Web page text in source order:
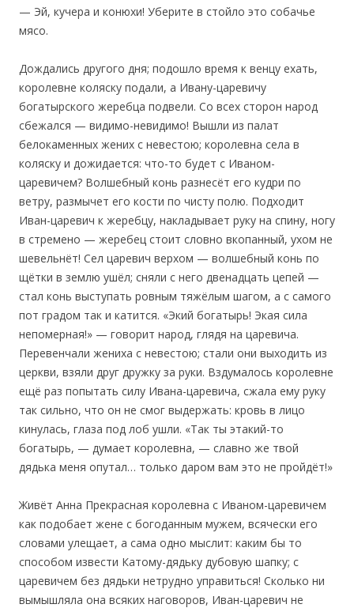
— Эй, кучера и конюхи! Уберите в стойло это собачье
мясо.
‎Дождались другого дня; подошло время к венцу ехать,
королевне коляску подали, а Ивану-царевичу
богатырского жеребца подвели. Со всех сторон народ
сбежался — видимо-невидимо! Вышли из палат
белокаменных жених с невестою; королевна села в
коляску и дожидается: что-то будет с Иваном-
царевичем? Волшебный конь разнесёт его кудри по
ветру, размычет его кости по чисту полю. Подходит
Иван-царевич к жеребцу, накладывает руку на спину, ногу
в стремено — жеребец стоит словно вкопанный, ухом не
шевельнёт! Сел царевич верхом — волшебный конь по
щётки в землю ушёл; сняли с него двенадцать цепей —
стал конь выступать ровным тяжёлым шагом, а с самого
пот градом так и катится. «Экий богатырь! Экая сила
непомерная!» — говорит народ, глядя на царевича.
Перевенчали жениха с невестою; стали они выходить из
церкви, взяли друг дружку за руки. Вздумалось королевне
ещё раз попытать силу Ивана-царевича, сжала ему руку
так сильно, что он не смог выдержать: кровь в лицо
кинулась, глаза под лоб ушли. «Так ты этакий-то
богатырь, — думает королевна, — славно же твой
дядька меня опутал… только даром вам это не пройдёт!»
‎Живёт Анна Прекрасная королевна с Иваном-царевичем
как подобает жене с богоданным мужем, всячески его
словами улещает, а сама одно мыслит: каким бы то
способом извести Катому-дядьку дубовую шапку; с
царевичем без дядьки нетрудно управиться! Сколько ни
вымышляла она всяких наговоров, Иван-царевич не